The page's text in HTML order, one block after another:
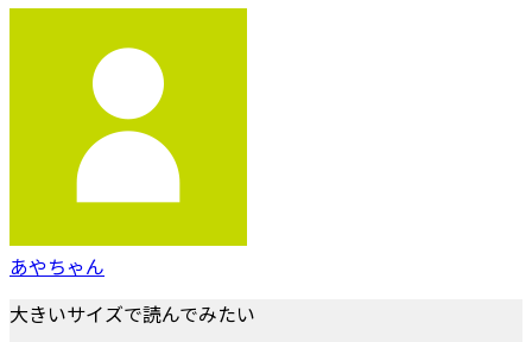
あやちゃん
大きいサイズで読んでみたい